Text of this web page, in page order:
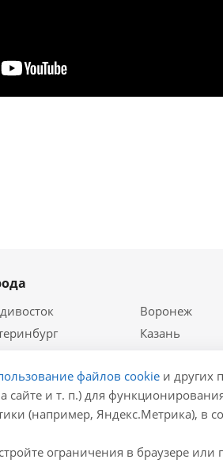
Воронеж
Казань
Москва
Новгород
Новосибирск
на-Дону
Самара
Петербург
файлов cookieи других
и т. п.) для
(например, Яндекс.Метрика), в
ограничения в браузере или